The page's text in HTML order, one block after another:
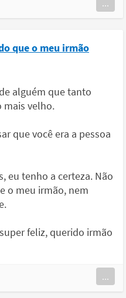
...
que o meu irmão
alguém que tanto
mais velho.
que você era a pessoa
eu tenho a certeza. Não
o meu irmão, nem
feliz, querido irmão
...